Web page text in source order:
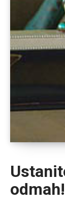
odmah!